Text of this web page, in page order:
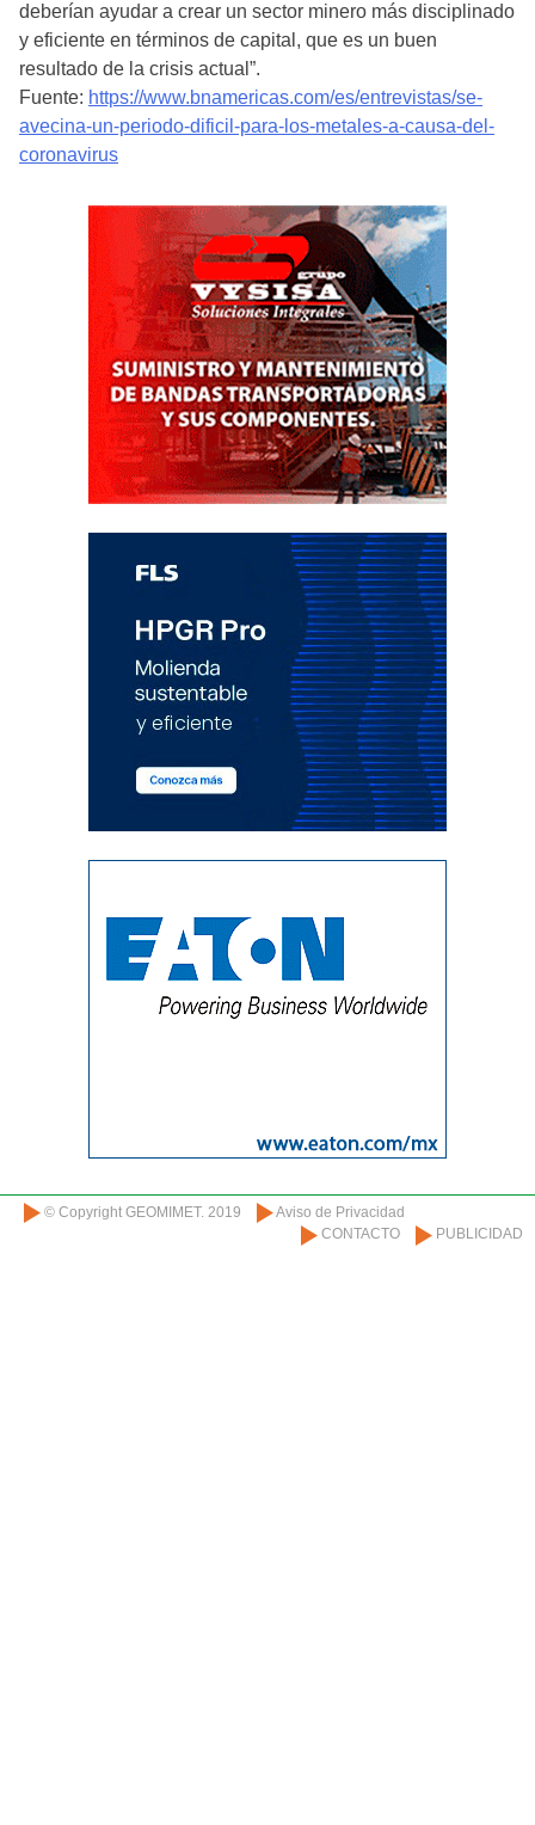
deberían ayudar a crear un sector minero más disciplinado
y eficiente en términos de capital, que es un buen
resultado de la crisis actual”.
Fuente: https://www.bnamericas.com/es/entrevistas/se-
avecina-un-periodo-dificil-para-los-metales-a-causa-del-
coronavirus
© Copyright GEOMIMET. 2019
Aviso de Privacidad
CONTACTO
PUBLICIDAD